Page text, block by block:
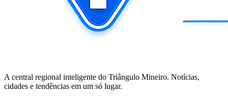
A central regional inteligente do Triângulo Mineiro. Notícias,
cidades e tendências em um só lugar.